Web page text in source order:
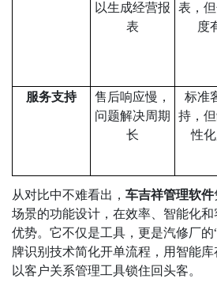
以生成经营报
表
表，
度
服务支持
售后响应慢，
问题解决周期
长
标准
持，
性
从对比中不难看出， 车吉祥管理软件
场景的功能设计，在效率、智能化
优势。它不仅是工具，更是汽修厂的
牌识别技术简化开单流程，用智能库
以客户关系管理工具锁住回头客。